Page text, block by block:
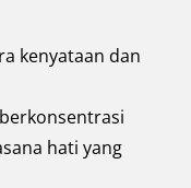
kenyataan dan
hati yang